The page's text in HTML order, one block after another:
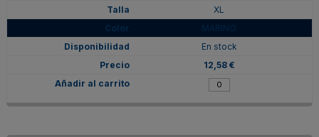
XL
MARINO
En stock
12,58 €